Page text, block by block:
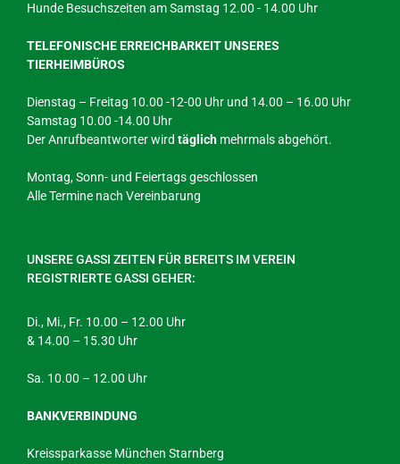
Hunde Besuchszeiten am Samstag 12.00 - 14.00 Uhr
TELEFONISCHE ERREICHBARKEIT UNSERES
TIERHEIMBÜROS
Dienstag – Freitag 10.00 -12-00 Uhr und 14.00 – 16.00 Uhr
Samstag 10.00 -14.00 Uhr
Der Anrufbeantworter wird täglich mehrmals abgehört.
Montag, Sonn- und Feiertags geschlossen
Alle Termine nach Vereinbarung
UNSERE GASSI ZEITEN FÜR BEREITS IM VEREIN
REGISTRIERTE GASSI GEHER:
Di., Mi., Fr. 10.00 – 12.00 Uhr
& 14.00 – 15.30 Uhr
Sa. 10.00 – 12.00 Uhr
BANKVERBINDUNG
Kreissparkasse München Starnberg